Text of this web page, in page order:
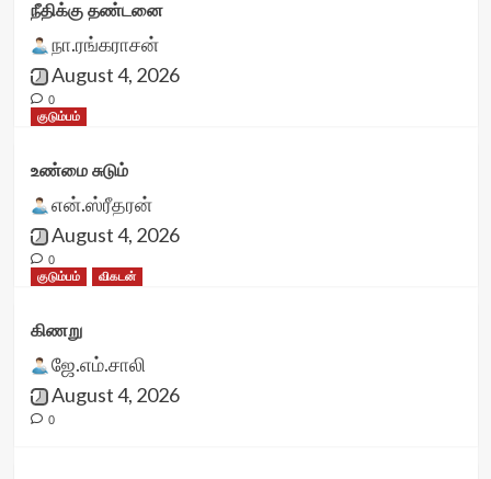
நீதிக்கு தண்டனை
நா.ரங்கராசன்
August 4, 2026
0
குடும்பம்
உண்மை சுடும்
என்.ஸ்ரீதரன்
August 4, 2026
0
குடும்பம்
விகடன்
கிணறு
ஜே.எம்.சாலி
August 4, 2026
0